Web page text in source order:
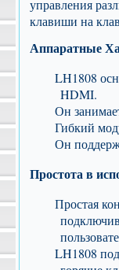
управления
клавиши на
Аппаратные
LH1808
HDMI.
Он
Гибкий
Он
Простота в
Простая
LH1808